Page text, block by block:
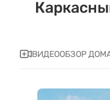
ВИДЕООБЗОР